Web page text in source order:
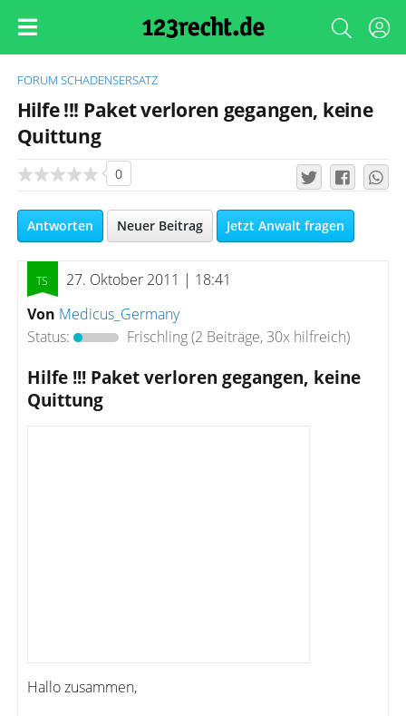
FORUM SCHADENSERSATZ
Hilfe !!! Paket verloren gegangen, keine
Quittung
0
Antworten Neuer Beitrag Jetzt Anwalt fragen
27. Oktober 2011 | 18:41
Von Medicus_Germany
Status:
Frischling(2 Beiträge, 30x hilfreich)
Hilfe !!! Paket verloren gegangen, keine
Quittung
Hallo zusammen,